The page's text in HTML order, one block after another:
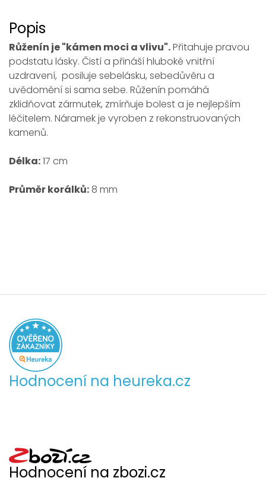
Popis
Růženín je "kámen moci a vlivu".Přitahuje pravou
podstatu lásky. Čistí a přináší hluboké vnitřní
uzdravení, posiluje sebelásku, sebedůvěru a
uvědomění si sama sebe. Růženín pomáhá
zklidňovat zármutek, zmírňuje bolest a je nejlepším
léčitelem. Náramek je vyroben z rekonstruovaných
kamenů.
Délka:17 cm
Průměr korálků: 8 mm
Hodnocení na heureka.cz
Hodnocení na zbozi.cz